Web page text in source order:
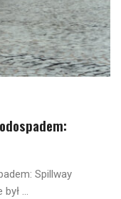
Spillway
...